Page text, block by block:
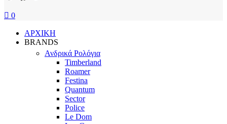
0
ΑΡΧΙΚΗ
BRANDS
Ανδρικά Ρολόγια
Timberland
Roamer
Festina
Quantum
Sector
Police
Le Dom